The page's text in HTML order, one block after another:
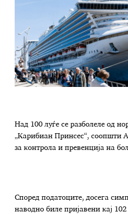
Над 100 луѓе се разболеле од
„Карибиан Принсес“, соопшти
за контрола и превенција на
Според податоците, досега
наводно биле пријавени кај